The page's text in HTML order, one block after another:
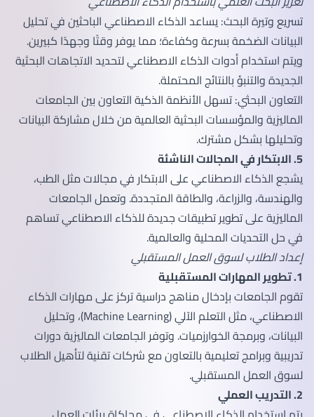
تسريع وتيرة البحث: يساعد الذكاء الاصطناعي الباحثين في تحليل
البيانات الضخمة بسرعة وكفاءة؛ مما يوفر وقتًا وجهدًا كبيرين.
ويتم استخدام أدوات الذكاء الاصطناعي لتحديد الاتجاهات البحثية
الجديدة والتنبؤ بالنتائج المحتملة.
التعاون البحثي: تسهل الأنظمة الذكية التعاون بين الجامعات
الماليزية والمؤسسات البحثية العالمية من خلال مشاركة البيانات
وتحليلها بشكل مشترك.
5. الابتكار في المجالات الناشئة
يشجع الذكاء الاصطناعي على الابتكار في مجالات مثل الطب،
والهندسة، والزراعة، والطاقة المتجددة. وتعمل الجامعات
الماليزية على تطوير تطبيقات جديدة للذكاء الاصطناعي تساهم
في حل التحديات المحلية والعالمية.
إعداد الطلاب لسوق العمل المستقبلي
1. تطوير المهارات المستقبلية
تقوم الجامعات بإدخال مناهج دراسية تركز على مهارات الذكاء
الاصطناعي، مثل التعلم الآلي (Machine Learning)، وتحليل
البيانات، وبرمجة الخوارزميات. وتوفر الجامعات الماليزية دورات
تدريبية وبرامج تعليمية بالتعاون مع شركات تقنية لتأهيل الطلاب
لسوق العمل المستقبلي.
2. التدريب العملي